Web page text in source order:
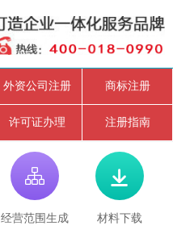
外资公司注册 商标注册
许可证办理 注册指南

经营范围生成

材料下载